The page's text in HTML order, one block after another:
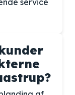
service